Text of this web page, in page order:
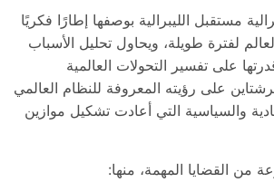
مستقبل الليبرالية بوصفها إطارًا فكريًا
لفترة طويلة، ويحاول تحليل الأسباب
على تفسير التحولات العالمية
على رؤيته المعروفة للنظام العالمي
والسياسية التي أعادت تشكيل موازين
من القضايا المهمة، منها: